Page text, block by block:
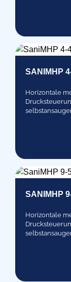
SANIMHP
Horizontale
SANIMHP
Horizontale